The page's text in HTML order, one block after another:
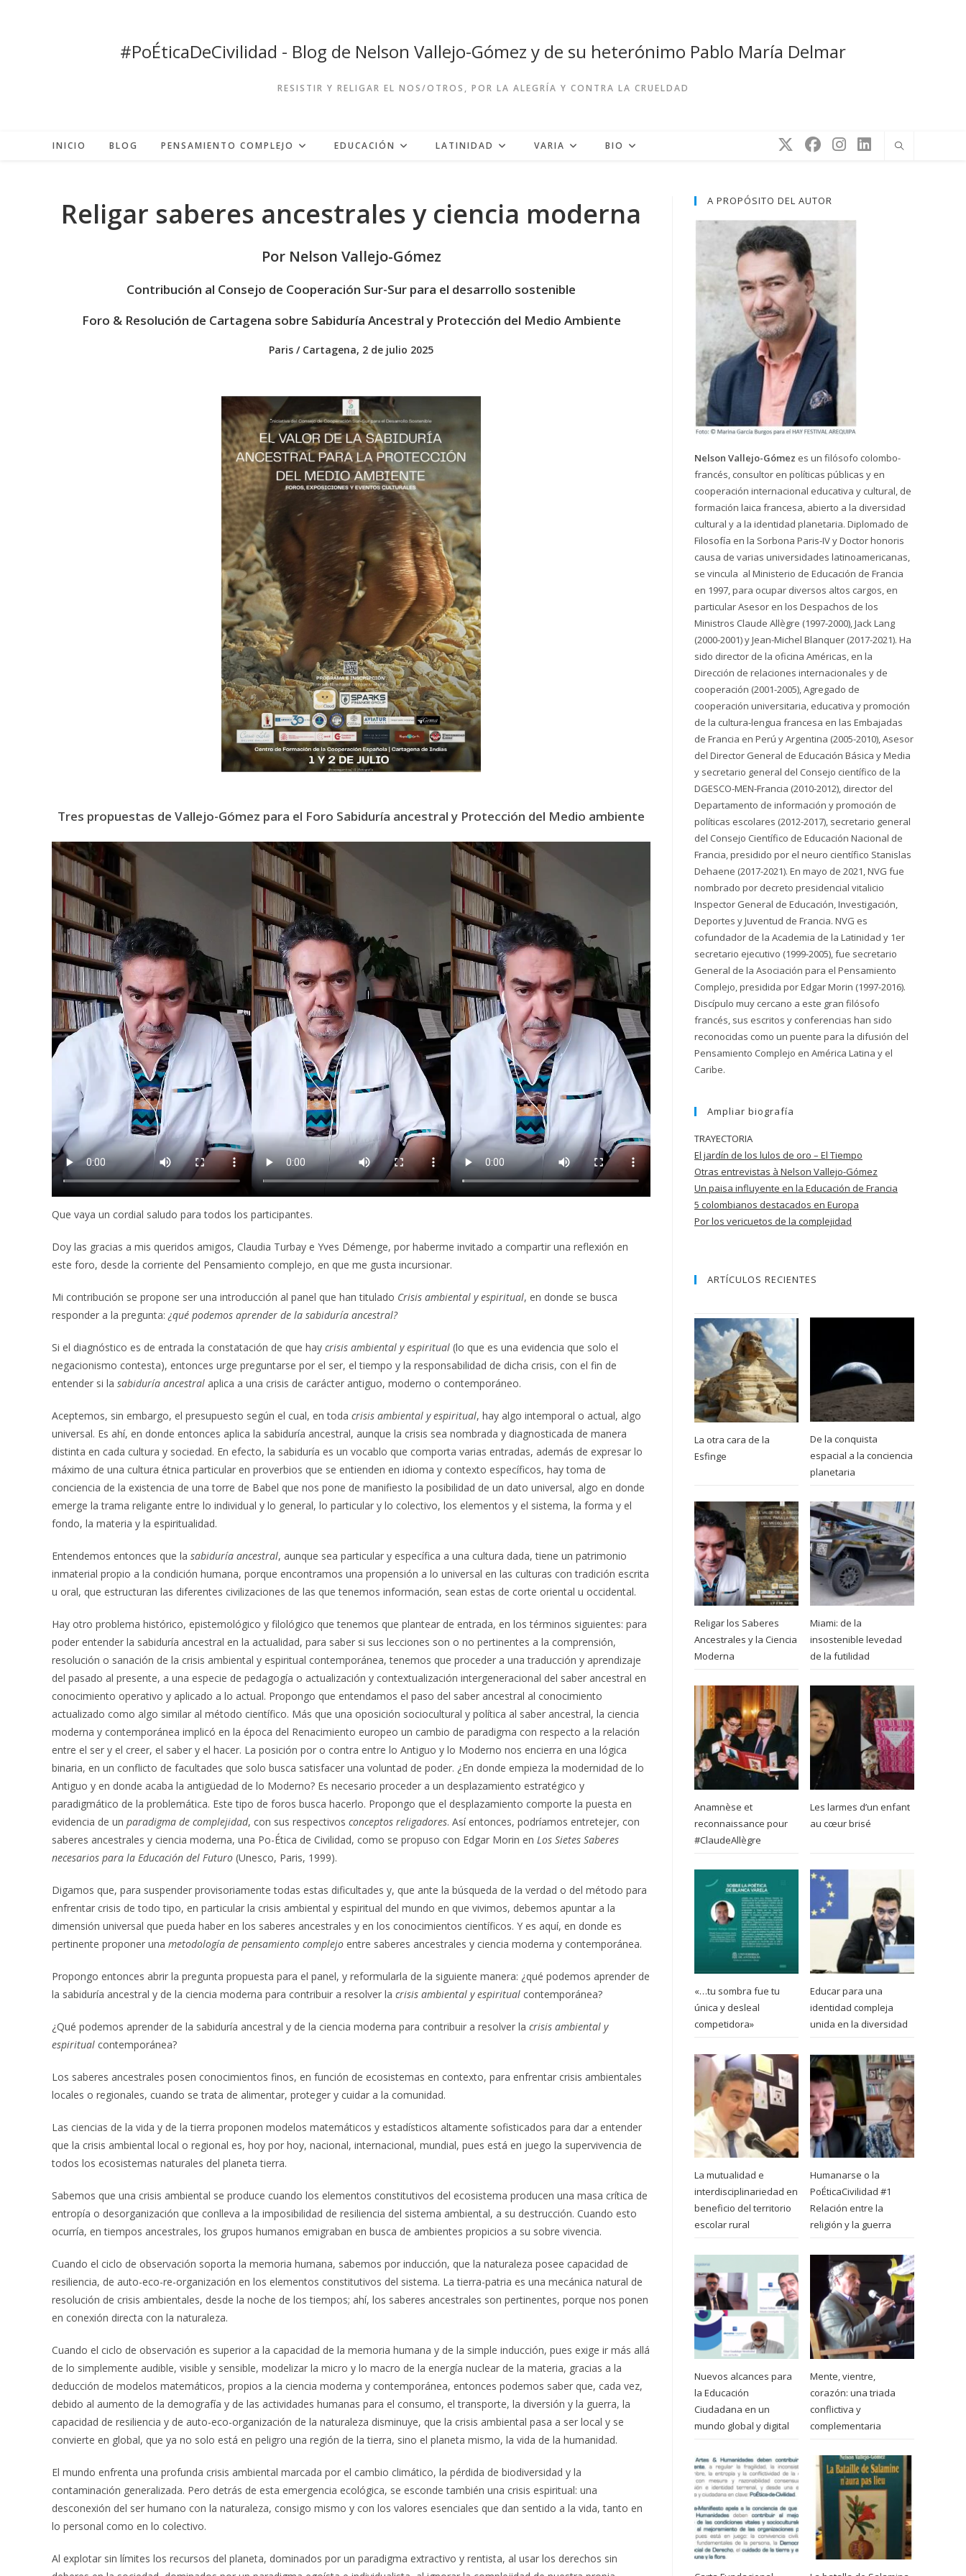
#PoÉticaDeCivilidad - Blog de Nelson Vallejo-Gómez y de su heterónimo Pablo María Delmar
RESISTIR Y RELIGAR EL NOS/OTROS, POR LA ALEGRÍA Y CONTRA LA CRUELDAD
INICIO BLOG PENSAMIENTO COMPLEJO EDUCACIÓN LATINIDAD VARIA BIO
Religar saberes ancestrales y ciencia moderna
Por Nelson Vallejo-Gómez
Contribución al Consejo de Cooperación Sur-Sur para el desarrollo sostenible
Foro & Resolución de Cartagena sobre Sabiduría Ancestral y Protección del Medio Ambiente
Paris / Cartagena, 2 de julio 2025
Tres propuestas de Vallejo-Gómez para el Foro Sabiduría ancestral y Protección del Medio ambiente
Que vaya un cordial saludo para todos los participantes.
Doy las gracias a mis queridos amigos, Claudia Turbay e Yves Démenge, por haberme invitado a compartir una reflexión en
este foro, desde la corriente del Pensamiento complejo, en que me gusta incursionar.
Mi contribución se propone ser una introducción al panel que han titulado Crisis ambiental y espiritual, en donde se busca
responder a la pregunta: ¿qué podemos aprender de la sabiduría ancestral?
Si el diagnóstico es de entrada la constatación de que hay crisis ambiental y espiritual (lo que es una evidencia que solo el
negacionismo contesta), entonces urge preguntarse por el ser, el tiempo y la responsabilidad de dicha crisis, con el fin de
entender si la sabiduría ancestral aplica a una crisis de carácter antiguo, moderno o contemporáneo.
Aceptemos, sin embargo, el presupuesto según el cual, en toda crisis ambiental y espiritual, hay algo intemporal o actual, algo
universal. Es ahí, en donde entonces aplica la sabiduría ancestral, aunque la crisis sea nombrada y diagnosticada de manera
distinta en cada cultura y sociedad. En efecto, la sabiduría es un vocablo que comporta varias entradas, además de expresar lo
máximo de una cultura étnica particular en proverbios que se entienden en idioma y contexto específicos, hay toma de
conciencia de la existencia de una torre de Babel que nos pone de manifiesto la posibilidad de un dato universal, algo en donde
emerge la trama religante entre lo individual y lo general, lo particular y lo colectivo, los elementos y el sistema, la forma y el
fondo, la materia y la espiritualidad.
Entendemos entonces que la sabiduría ancestral, aunque sea particular y específica a una cultura dada, tiene un patrimonio
inmaterial propio a la condición humana, porque encontramos una propensión a lo universal en las culturas con tradición escrita
u oral, que estructuran las diferentes civilizaciones de las que tenemos información, sean estas de corte oriental u occidental.
Hay otro problema histórico, epistemológico y filológico que tenemos que plantear de entrada, en los términos siguientes: para
poder entender la sabiduría ancestral en la actualidad, para saber si sus lecciones son o no pertinentes a la comprensión,
resolución o sanación de la crisis ambiental y espiritual contemporánea, tenemos que proceder a una traducción y aprendizaje
del pasado al presente, a una especie de pedagogía o actualización y contextualización intergeneracional del saber ancestral en
conocimiento operativo y aplicado a lo actual. Propongo que entendamos el paso del saber ancestral al conocimiento
actualizado como algo similar al método científico. Más que una oposición sociocultural y política al saber ancestral, la ciencia
moderna y contemporánea implicó en la época del Renacimiento europeo un cambio de paradigma con respecto a la relación
entre el ser y el creer, el saber y el hacer. La posición por o contra entre lo Antiguo y lo Moderno nos encierra en una lógica
binaria, en un conflicto de facultades que solo busca satisfacer una voluntad de poder. ¿En donde empieza la modernidad de lo
Antiguo y en donde acaba la antigüedad de lo Moderno? Es necesario proceder a un desplazamiento estratégico y
paradigmático de la problemática. Este tipo de foros busca hacerlo. Propongo que el desplazamiento comporte la puesta en
evidencia de un paradigma de complejidad, con sus respectivos conceptos religadores. Así entonces, podríamos entretejer, con
saberes ancestrales y ciencia moderna, una Po-Ética de Civilidad, como se propuso con Edgar Morin en Los Sietes Saberes
necesarios para la Educación del Futuro (Unesco, Paris, 1999).
Digamos que, para suspender provisoriamente todas estas dificultades y, que ante la búsqueda de la verdad o del método para
enfrentar crisis de todo tipo, en particular la crisis ambiental y espiritual del mundo en que vivimos, debemos apuntar a la
dimensión universal que pueda haber en los saberes ancestrales y en los conocimientos científicos. Y es aquí, en donde es
pertinente proponer una metodología de pensamiento complejo entre saberes ancestrales y ciencia moderna y contemporánea.
Propongo entonces abrir la pregunta propuesta para el panel, y reformularla de la siguiente manera: ¿qué podemos aprender de
la sabiduría ancestral y de la ciencia moderna para contribuir a resolver la crisis ambiental y espiritual contemporánea?
¿Qué podemos aprender de la sabiduría ancestral y de la ciencia moderna para contribuir a resolver la crisis ambiental y
espiritual contemporánea?
Los saberes ancestrales posen conocimientos finos, en función de ecosistemas en contexto, para enfrentar crisis ambientales
locales o regionales, cuando se trata de alimentar, proteger y cuidar a la comunidad.
Las ciencias de la vida y de la tierra proponen modelos matemáticos y estadísticos altamente sofisticados para dar a entender
que la crisis ambiental local o regional es, hoy por hoy, nacional, internacional, mundial, pues está en juego la supervivencia de
todos los ecosistemas naturales del planeta tierra.
Sabemos que una crisis ambiental se produce cuando los elementos constitutivos del ecosistema producen una masa crítica de
entropía o desorganización que conlleva a la imposibilidad de resiliencia del sistema ambiental, a su destrucción. Cuando esto
ocurría, en tiempos ancestrales, los grupos humanos emigraban en busca de ambientes propicios a su sobre vivencia.
Cuando el ciclo de observación soporta la memoria humana, sabemos por inducción, que la naturaleza posee capacidad de
resiliencia, de auto-eco-re-organización en los elementos constitutivos del sistema. La tierra-patria es una mecánica natural de
resolución de crisis ambientales, desde la noche de los tiempos; ahí, los saberes ancestrales son pertinentes, porque nos ponen
en conexión directa con la naturaleza.
Cuando el ciclo de observación es superior a la capacidad de la memoria humana y de la simple inducción, pues exige ir más allá
de lo simplemente audible, visible y sensible, modelizar la micro y lo macro de la energía nuclear de la materia, gracias a la
deducción de modelos matemáticos, propios a la ciencia moderna y contemporánea, entonces podemos saber que, cada vez,
debido al aumento de la demografía y de las actividades humanas para el consumo, el transporte, la diversión y la guerra, la
capacidad de resiliencia y de auto-eco-organización de la naturaleza disminuye, que la crisis ambiental pasa a ser local y se
convierte en global, que ya no solo está en peligro una región de la tierra, sino el planeta mismo, la vida de la humanidad.
El mundo enfrenta una profunda crisis ambiental marcada por el cambio climático, la pérdida de biodiversidad y la
contaminación generalizada. Pero detrás de esta emergencia ecológica, se esconde también una crisis espiritual: una
desconexión del ser humano con la naturaleza, consigo mismo y con los valores esenciales que dan sentido a la vida, tanto en
lo personal como en lo colectivo.
Al explotar sin límites los recursos del planeta, dominados por un paradigma extractivo y rentista, al usar los derechos sin
A PROPÓSITO DEL AUTOR
Nelson Vallejo-Gómez es un filósofo colombo-
francés, consultor en políticas públicas y en
cooperación internacional educativa y cultural, de
formación laica francesa, abierto a la diversidad
cultural y a la identidad planetaria. Diplomado de
Filosofía en la Sorbona Paris-IV y Doctor honoris
causa de varias universidades latinoamericanas,
se vincula al Ministerio de Educación de Francia
en 1997, para ocupar diversos altos cargos, en
particular Asesor en los Despachos de los
Ministros Claude Allègre (1997-2000), Jack Lang
(2000-2001) y Jean-Michel Blanquer (2017-2021). Ha
sido director de la oficina Américas, en la
Dirección de relaciones internacionales y de
cooperación (2001-2005), Agregado de
cooperación universitaria, educativa y promoción
de la cultura-lengua francesa en las Embajadas
de Francia en Perú y Argentina (2005-2010), Asesor
del Director General de Educación Básica y Media
y secretario general del Consejo científico de la
DGESCO-MEN-Francia (2010-2012), director del
Departamento de información y promoción de
políticas escolares (2012-2017), secretario general
del Consejo Científico de Educación Nacional de
Francia, presidido por el neuro científico Stanislas
Dehaene (2017-2021). En mayo de 2021, NVG fue
nombrado por decreto presidencial vitalicio
Inspector General de Educación, Investigación,
Deportes y Juventud de Francia. NVG es
cofundador de la Academia de la Latinidad y 1er
secretario ejecutivo (1999-2005), fue secretario
General de la Asociación para el Pensamiento
Complejo, presidida por Edgar Morin (1997-2016).
Discípulo muy cercano a este gran filósofo
francés, sus escritos y conferencias han sido
reconocidas como un puente para la difusión del
Pensamiento Complejo en América Latina y el
Caribe.
Ampliar biografía
TRAYECTORIA
El jardín de los lulos de oro – El Tiempo
Otras entrevistas à Nelson Vallejo-Gómez
Un paisa influyente en la Educación de Francia
5 colombianos destacados en Europa
Por los vericuetos de la complejidad
ARTÍCULOS RECIENTES
La otra cara de la
Esfinge
De la conquista
espacial a la conciencia
planetaria
Religar los Saberes
Ancestrales y la Ciencia
Moderna
Miami: de la
insostenible levedad
de la futilidad
Anamnèse et
reconnaissance pour
#ClaudeAllègre
Les larmes d’un enfant
au cœur brisé
«…tu sombra fue tu
única y desleal
competidora»
Educar para una
identidad compleja
unida en la diversidad
La mutualidad e
interdisciplinariedad en
beneficio del territorio
escolar rural
Humanarse o la
PoÉticaCivilidad #1
Relación entre la
religión y la guerra
Nuevos alcances para
la Educación
Ciudadana en un
mundo global y digital
Mente, vientre,
corazón: una triada
conflictiva y
complementaria